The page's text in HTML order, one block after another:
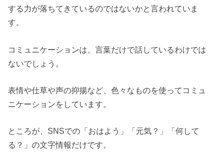
する力が落ちてきているのではないかと言われていま
す。
コミュニケーションは、言葉だけで話しているわけでは
ないでしょう。
表情や仕草や声の抑揚など、色々なものを使ってコミュ
ニケーションをしています。
ところが、SNSでの「おはよう」「元気？」「何して
る？」の文字情報だけです。